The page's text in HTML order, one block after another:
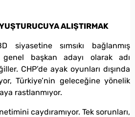
ALIŞTIRMAK
siyasetine sımsıkı bağlanmış
genel başkan adayı olarak adı
CHP’de ayak oyunları dışında
Türkiye’nin geleceğine yönelik
rastlanmıyor.
caydıramıyor. Tek sorunları,